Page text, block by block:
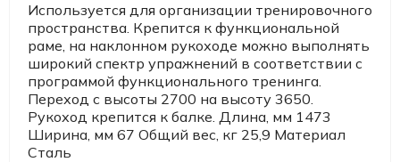
Используется для организации тренировочного
пространства. Крепится к функциональной
раме, на наклонном рукоходе можно выполнять
широкий спектр упражнений в соответствии с
программой функционального тренинга.
Переход с высоты 2700 на высоту 3650.
Рукоход крепится к балке. Длина, мм 1473
Ширина, мм 67 Общий вес, кг 25,9 Материал
Сталь